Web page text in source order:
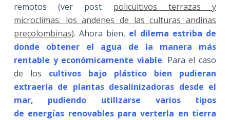
remotos (ver post policultivos terrazas y
microclimas: los andenes de las culturas andinas
precolombinas). Ahora bien, el dilema estriba de
donde obtener el agua de la manera más
rentable y económicamente viable. Para el caso
de los cultivos bajo plástico bien pudieran
extraerla de plantas desalinizadoras desde el
mar, pudiendo utilizarse varios tipos
de energías renovables para verterla en tierra